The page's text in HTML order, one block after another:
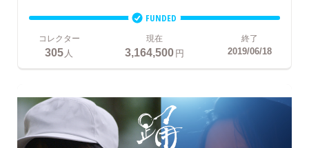
FUNDED
コレクター
305人
現在
3,164,500円
終了
2019/06/18